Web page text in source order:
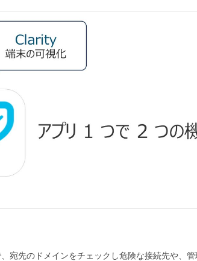
先のドメインをチェックし危険な接続先や、